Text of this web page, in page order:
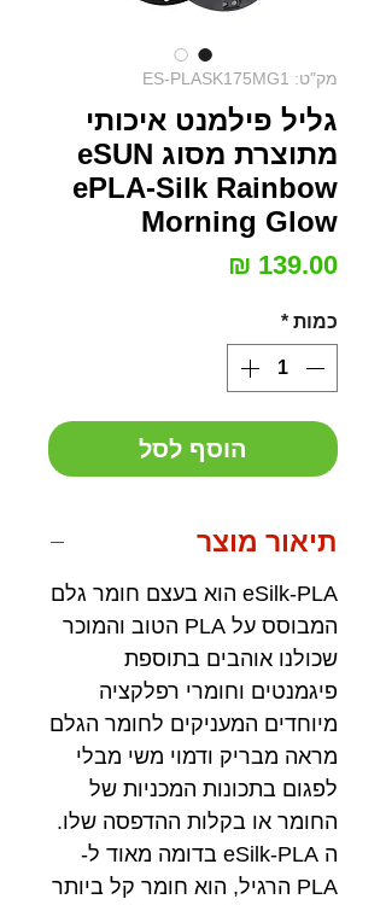
מק"ט: ES-PLASK175MG1
גליל פילמנט איכותי
מתוצרת מסוג eSUN
ePLA-Silk Rainbow
Morning Glow
כמות *
הוסף לסל
תיאור מוצר
eSilk-PLA הוא בעצם חומר גלם
המבוסס על PLA הטוב והמוכר
שכולנו אוהבים בתוספת
פיגמנטים וחומרי רפלקציה
מיוחדים המעניקים לחומר הגלם
מראה מבריק ודמוי משי מבלי
לפגום בתכונות המכניות של
החומר או בקלות ההדפסה שלו.
ה eSilk-PLA בדומה מאוד ל-
PLA הרגיל, הוא חומר קל ביותר